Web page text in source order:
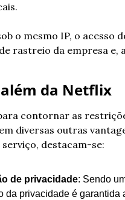
o mesmo IP, o acesso
rastreio da empresa e,
da Netflix
contornar as
diversas outras
destacam-se:
de privacidade: Sendo
da privacidade é garantida